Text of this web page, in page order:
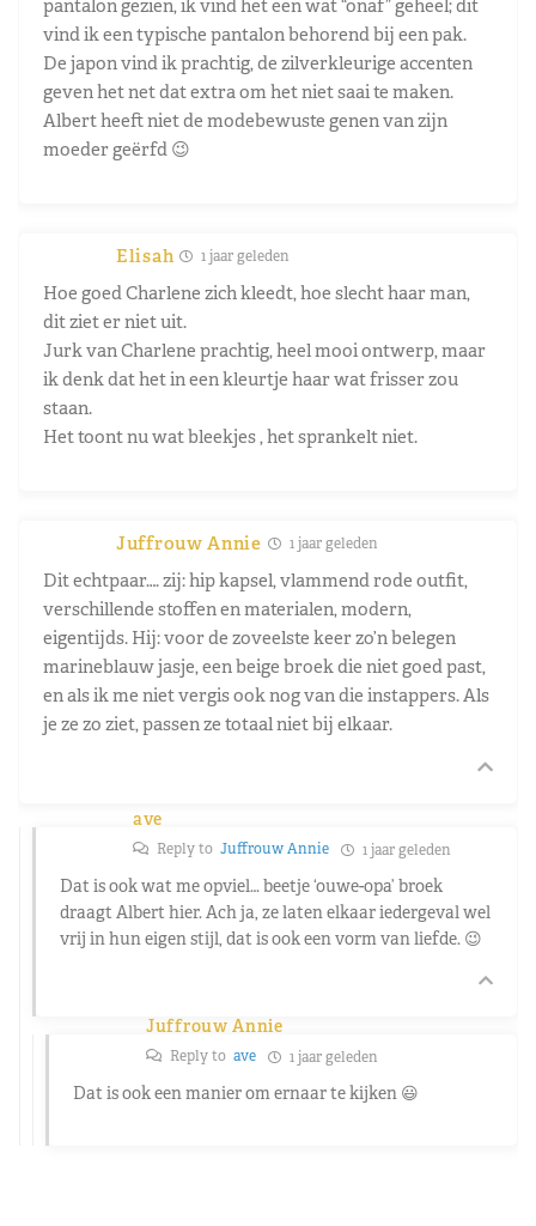
pantalon gezien, ik vind het een wat “onaf” geheel; dit
vind ik een typische pantalon behorend bij een pak.
De japon vind ik prachtig, de zilverkleurige accenten
geven het net dat extra om het niet saai te maken.
Albert heeft niet de modebewuste genen van zijn
moeder geërfd 😉
Elisah 1 jaar geleden
Hoe goed Charlene zich kleedt, hoe slecht haar man,
dit ziet er niet uit.
Jurk van Charlene prachtig, heel mooi ontwerp, maar
ik denk dat het in een kleurtje haar wat frisser zou
staan.
Het toont nu wat bleekjes , het sprankelt niet.
Juffrouw Annie 1 jaar geleden
Dit echtpaar…. zij: hip kapsel, vlammend rode outfit,
verschillende stoffen en materialen, modern,
eigentijds. Hij: voor de zoveelste keer zo’n belegen
marineblauw jasje, een beige broek die niet goed past,
en als ik me niet vergis ook nog van die instappers. Als
je ze zo ziet, passen ze totaal niet bij elkaar.
ave
Reply to Juffrouw Annie 1 jaar geleden
Dat is ook wat me opviel… beetje ‘ouwe-opa’ broek
draagt Albert hier. Ach ja, ze laten elkaar iedergeval wel
vrij in hun eigen stijl, dat is ook een vorm van liefde. 😉
Juffrouw Annie
Reply to ave 1 jaar geleden
Dat is ook een manier om ernaar te kijken 😃